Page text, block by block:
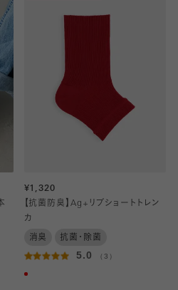
¥1,320
【抗菌防臭】Ag+リブショートトレン
カ
消臭 抗菌・除菌
5.0 （3）